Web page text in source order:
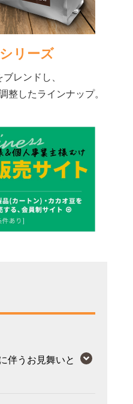
リーズ
レンドし、
整したラインナップ。
伴うお見舞いと